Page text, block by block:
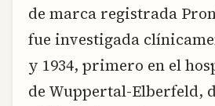
de marca registrada
fue investigada
y 1934, primero en el
de Wuppertal-Elberfeld,